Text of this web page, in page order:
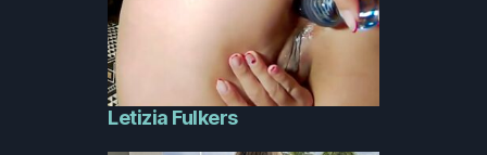
Letizia Fulkers